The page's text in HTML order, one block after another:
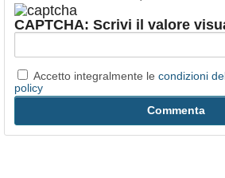
CAPTCHA: Scrivi il valore
Accetto integralmente le condizioni
policy